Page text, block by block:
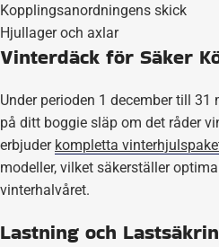
Kopplingsanordningens skick
Hjullager och axlar
Vinterdäck för Säker
Under perioden 1 december till
på ditt boggie släp om det råder
erbjuder kompletta
modeller, vilket säkerställer
vinterhalvåret.
Lastning och